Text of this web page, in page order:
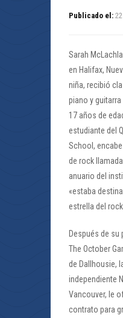
Publicado el:
Sarah
en Halifax,
niña, recibió
piano y
17 años de
estudiante del
School,
de rock
anuario del
«estaba
estrella del
Después de
The October
de Dallhousie,
independiente
Vancouver, le
contrato para